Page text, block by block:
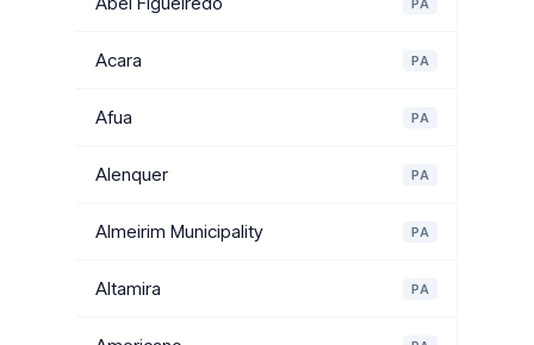
Acara PA
Afua PA
Alenquer PA
Almeirim Municipality PA
Altamira PA